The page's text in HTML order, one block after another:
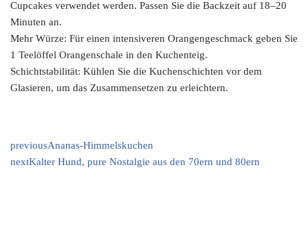
Cupcakes verwendet werden. Passen Sie die Backzeit auf 18–20
Minuten an.
Mehr Würze: Für einen intensiveren Orangengeschmack geben Sie
1 Teelöffel Orangenschale in den Kuchenteig.
Schichtstabilität: Kühlen Sie die Kuchenschichten vor dem
Glasieren, um das Zusammensetzen zu erleichtern.
previousAnanas-Himmelskuchen
nextKalter Hund, pure Nostalgie aus den 70ern und 80ern